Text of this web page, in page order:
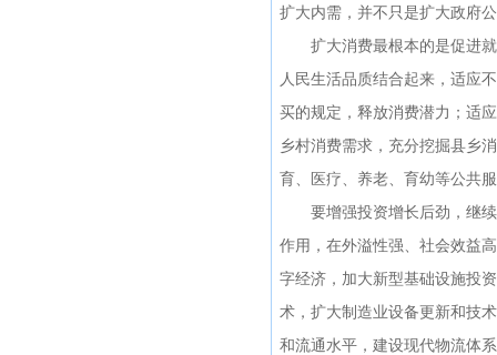
扩大内需，并不只是扩大政府
扩大消费最根本的是促进就
人民生活品质结合起来，适应
买的规定，释放消费潜力；适
乡村消费需求，充分挖掘县乡
育、医疗、养老、育幼等公共
要增强投资增长后劲，继续
作用，在外溢性强、社会效益
字经济，加大新型基础设施投
术，扩大制造业设备更新和技
和流通水平，建设现代物流体